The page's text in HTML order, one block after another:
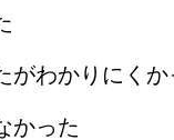
がわかりにくか
かった